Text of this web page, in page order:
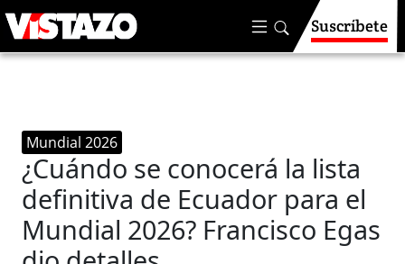
Suscríbete
Mundial 2026
¿Cuándo se conocerá la lista
definitiva de Ecuador para el
Mundial 2026? Francisco Egas